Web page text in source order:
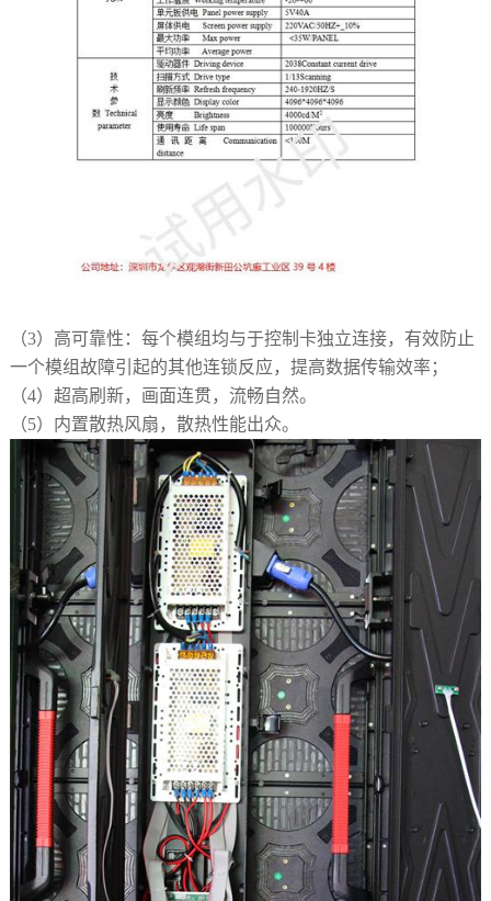
（3） 高可靠性：每个模组均与于控制卡独立连接，有效防止
一个模组故障引起的其他连锁反应，提高数据传输效率；
（4） 超高刷新，画面连贯，流畅自然。
（5） 内置散热风扇，散热性能出众。